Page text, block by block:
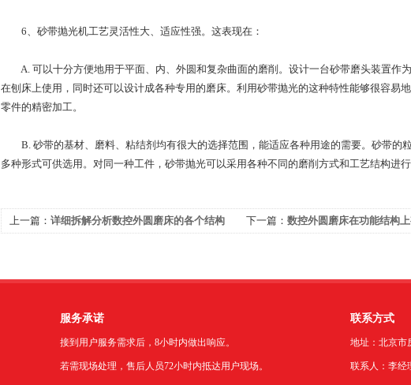
6、砂带抛光机工艺灵活性大、适应性强。这表现在：
A. 可以十分方便地用于平面、内、外圆和复杂曲面的磨削。设计一台砂带磨头装置作
在刨床上使用，同时还可以设计成各种专用的磨床。利用砂带抛光的这种特性能够很容易
零件的精密加工。
B. 砂带的基材、磨料、粘结剂均有很大的选择范围，能适应各种用途的需要。砂带的
多种形式可供选用。对同一种工件，砂带抛光可以采用各种不同的磨削方式和工艺结构进行
上一篇： 详细拆解分析数控外圆磨床的各个结构
下一篇： 数控外圆磨床在功能结构
服务承诺
接到用户服务需求后，8小时内做出响应。
若需现场处理，售后人员72小时内抵达用户现场。
联系方式
地址：北京市
联系人：李经